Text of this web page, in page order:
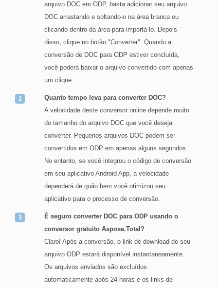
arquivo DOC em ODP, basta adicionar seu arquivo
DOC arrastando e soltando-o na área branca ou
clicando dentro da área para importá-lo. Depois
disso, clique no botão "Converter". Quando a
conversão de DOC para ODP estiver concluída,
você poderá baixar o arquivo convertido com apenas
um clique.
Quanto tempo leva para converter DOC?
A velocidade deste conversor online depende muito
do tamanho do arquivo DOC que você deseja
converter. Pequenos arquivos DOC podem ser
convertidos em ODP em apenas alguns segundos.
No entanto, se você integrou o código de conversão
em seu aplicativo Android App, a velocidade
dependerá de quão bem você otimizou seu
aplicativo para o processo de conversão.
É seguro converter DOC para ODP usando o
conversor gratuito Aspose.Total?
Claro! Após a conversão, o link de download do seu
arquivo ODP estará disponível instantaneamente.
Os arquivos enviados são excluídos
automaticamente após 24 horas e os links de